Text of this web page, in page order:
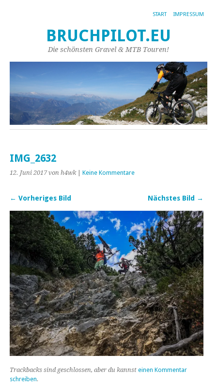
START IMPRESSUM
BRUCHPILOT.EU
Die schönsten Gravel & MTB Touren!
IMG_2632
12. Juni 2017 von h4wk| Keine Kommentare
← Vorheriges Bild Nächstes Bild →
Trackbacks sind geschlossen, aber du kannst einen Kommentar
schreiben.